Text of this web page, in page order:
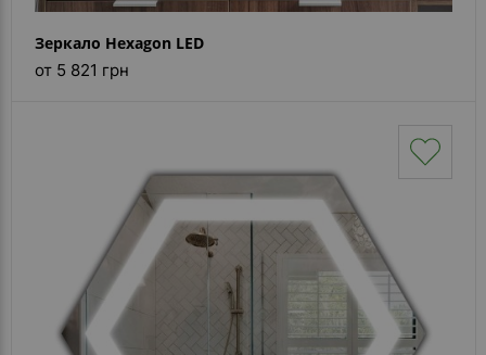
Помошь
Контакты
Зеркало Hexagon LED
от 5 821 грн